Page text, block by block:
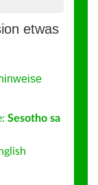
etwas
Sesotho sa